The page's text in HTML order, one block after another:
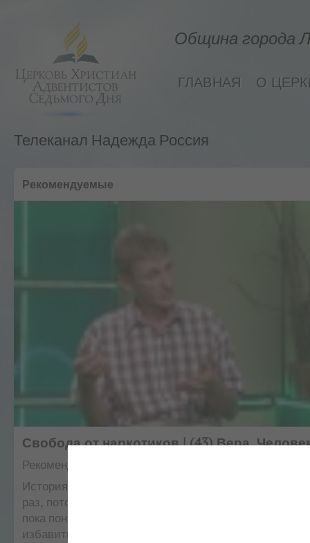
Община города
ГЛАВНАЯ О
Телеканал Надежда Россия
Рекомендуемые
Свобода от наркотиков | (43) Вера.
Рекомендуемые
История жизни: Все, когда-то, в первый раз:
раз, потом другой. Это продолжалось несколько
пока понял: у меня — зависимость. Пытался
избавиться от этого, но это был трудный путь. И